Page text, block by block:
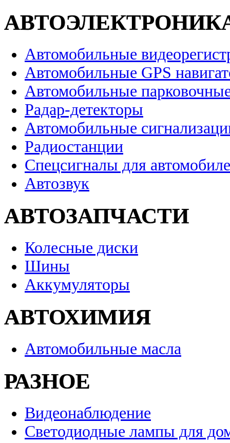
Автомобильные
Автомобильные GPS
Автомобильные
Радар-детекторы
Автомобильные
Радиостанции
Спецсигналы для
Автозвук
АВТОЗАПЧАСТИ
Колесные диски
Шины
Аккумуляторы
АВТОХИМИЯ
Автомобильные масла
РАЗНОЕ
Видеонаблюдение
Светодиодные лампы для